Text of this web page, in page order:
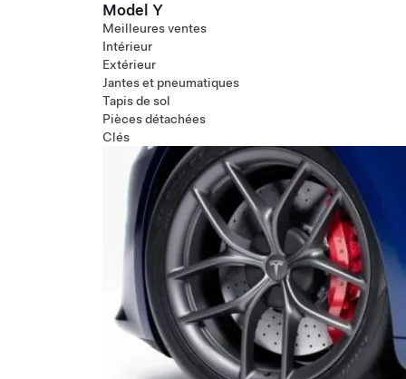
Model Y
Meilleures ventes
Intérieur
Extérieur
Jantes et pneumatiques
Tapis de sol
Pièces détachées
Clés